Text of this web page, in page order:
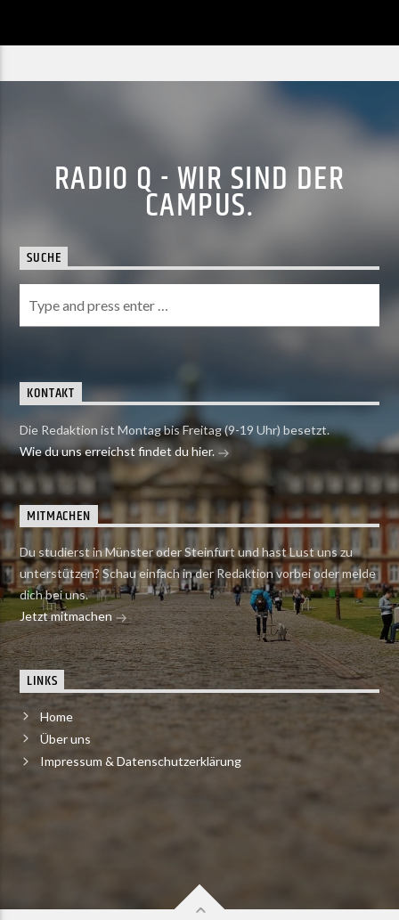
RADIO Q - WIR SIND DER
CAMPUS.
SUCHE
KONTAKT
Die Redaktion ist Montag bis Freitag (9-19 Uhr) besetzt.
Wie du uns erreichst findet du hier.
MITMACHEN
Du studierst in Münster oder Steinfurt und hast Lust uns zu
unterstützen? Schau einfach in der Redaktion vorbei oder melde
dich bei uns.
Jetzt mitmachen
LINKS
Home
Über uns
Impressum & Datenschutzerklärung